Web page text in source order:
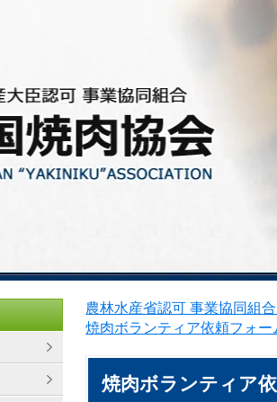
農林水産省認可 事業協同組
焼肉ボランティア依頼フォー
焼肉ボランティア